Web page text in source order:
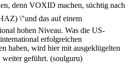
denn VOXID machen, süchtig nach
\"und das auf einem
hohen Niveau. Was die US-
erfolgreichen
haben, wird hier mit ausgeklügelten
geführt. (soulguru)